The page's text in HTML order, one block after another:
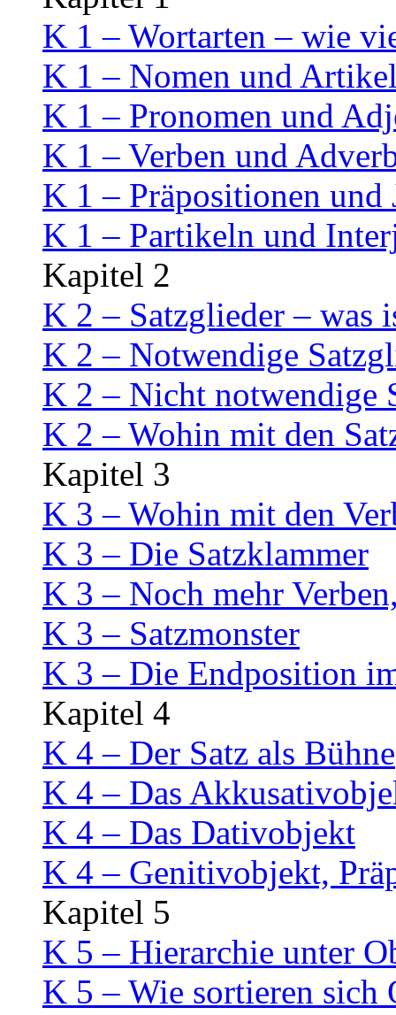
K 1 – Wortarten – wie
K 1 – Nomen und
K 1 – Pronomen und
K 1 – Verben und
K 1 – Präpositionen und
K 1 – Partikeln und
Kapitel 2
K 2 – Satzglieder – was
K 2 – Notwendige
K 2 – Nicht notwendige
K 2 – Wohin mit den
Kapitel 3
K 3 – Wohin mit den
K 3 – Die Satzklammer
K 3 – Noch mehr
K 3 – Satzmonster
K 3 – Die Endposition
Kapitel 4
K 4 – Der Satz als Bühne
K 4 – Das
K 4 – Das Dativobjekt
K 4 – Genitivobjekt,
Kapitel 5
K 5 – Hierarchie unter
K 5 – Wie sortieren sich